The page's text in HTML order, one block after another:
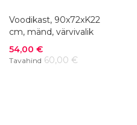
Voodikast, 90x72xK22
cm, mänd, värvivalik
Soodushind
54,00 €
Tavahind 60,00 €